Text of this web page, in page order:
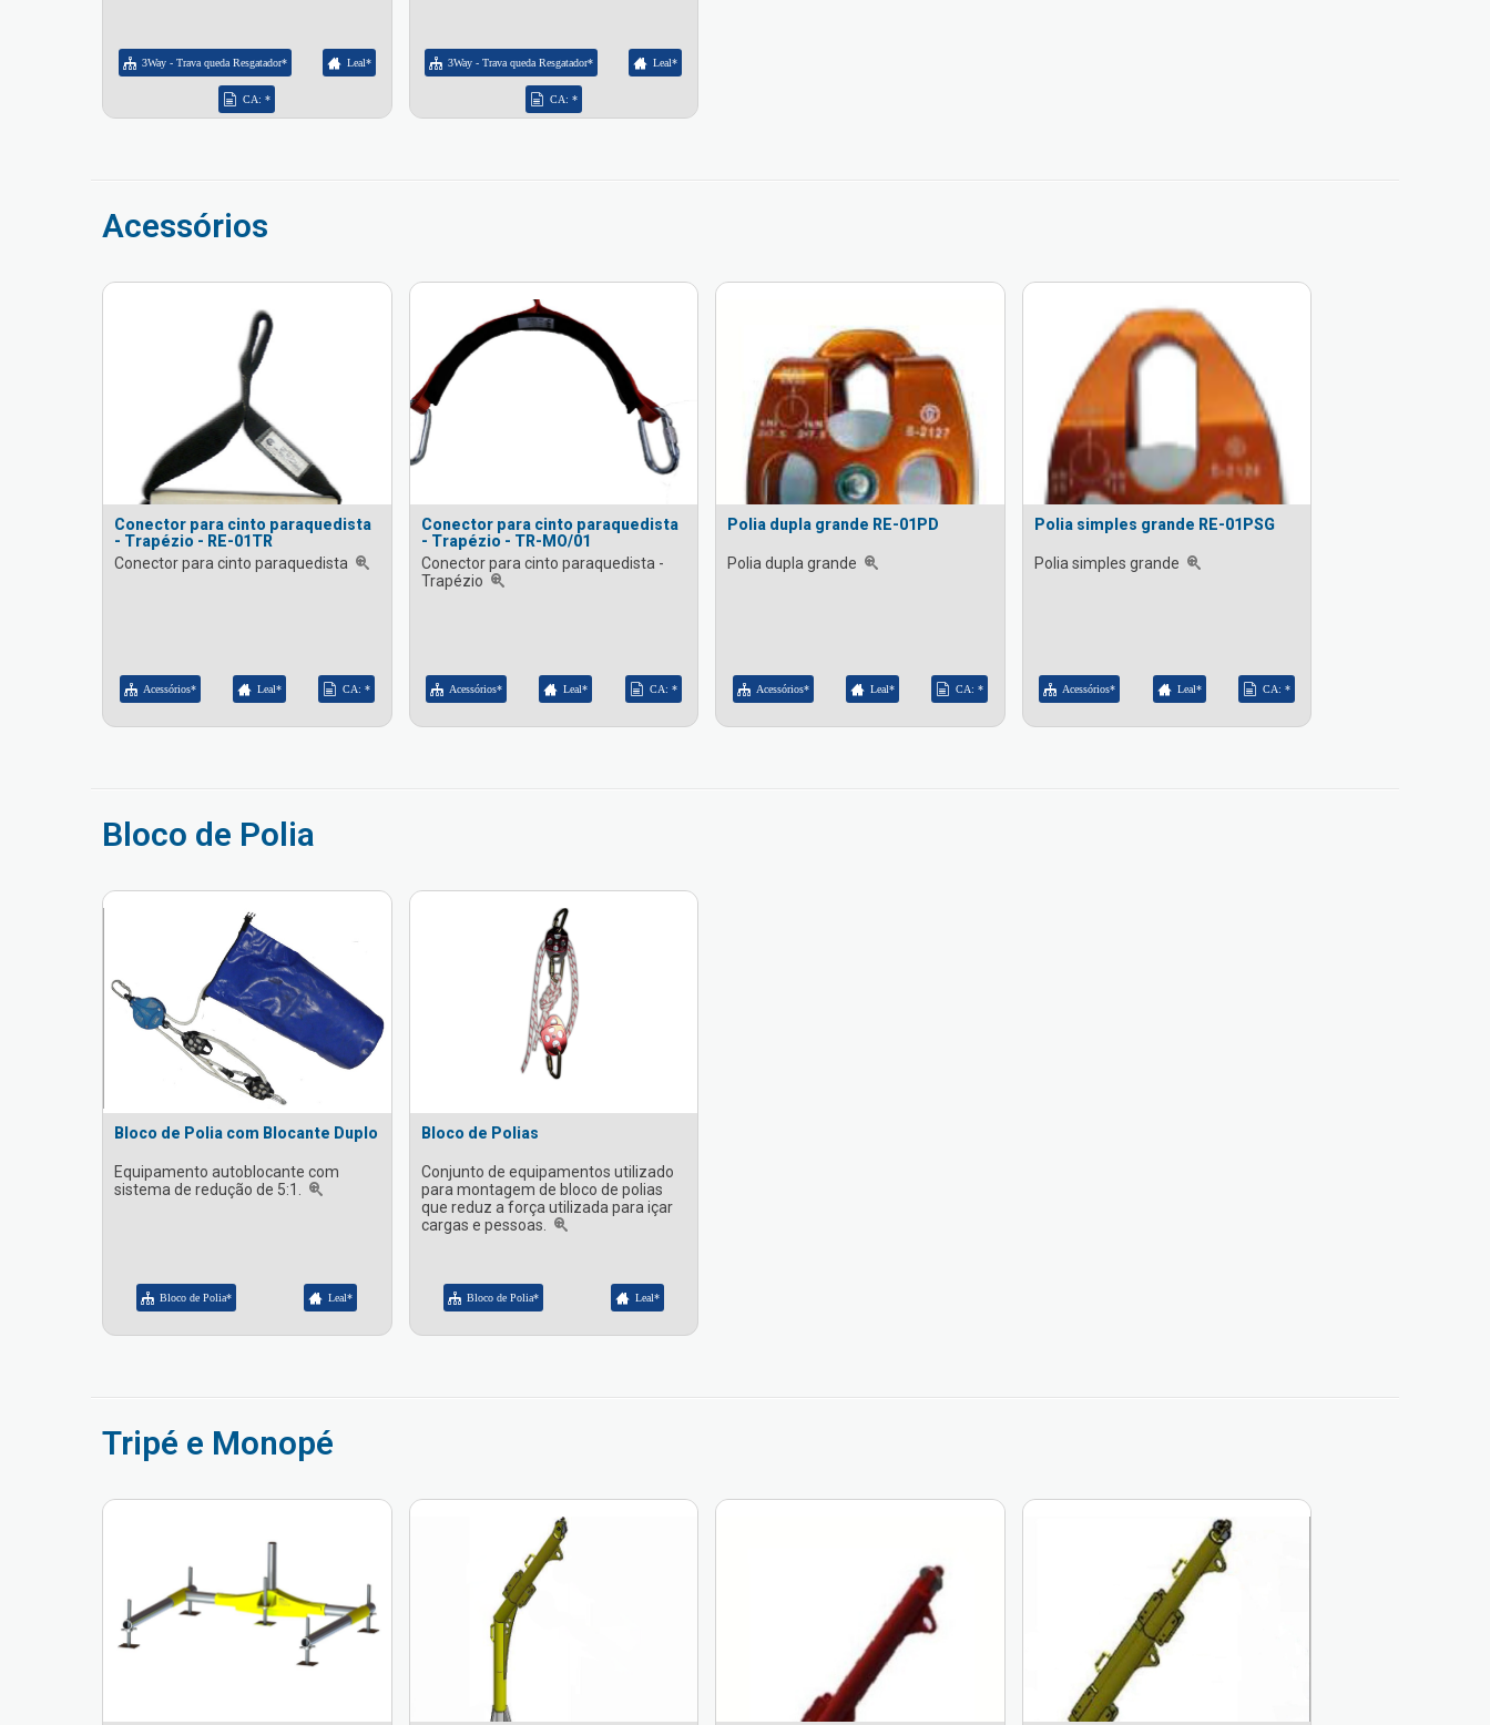
3Way - Trava queda Resgatador* Leal*
CA: *
3Way - Trava queda Resgatador* Leal*
CA: *
Acessórios
Conector para cinto paraquedista
- Trapézio - RE-01TR
Conector para cinto paraquedista
Acessórios* Leal* CA: *
Conector para cinto paraquedista
- Trapézio - TR-MO/01
Conector para cinto paraquedista -
Trapézio
Acessórios* Leal* CA: *
Polia dupla grande RE-01PD
Polia dupla grande
Acessórios* Leal* CA: *
Polia simples grande RE-01PSG
Polia simples grande
Acessórios* Leal* CA: *
Bloco de Polia
Bloco de Polia com Blocante Duplo
Equipamento autoblocante com
sistema de redução de 5:1.
Bloco de Polia* Leal*
Bloco de Polias
Conjunto de equipamentos utilizado
para montagem de bloco de polias
que reduz a força utilizada para içar
cargas e pessoas.
Bloco de Polia* Leal*
Tripé e Monopé